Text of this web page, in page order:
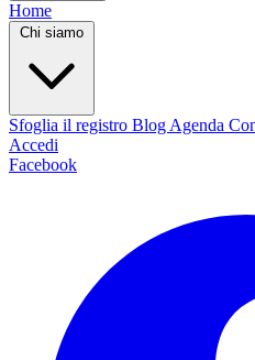
Home
Chi siamo
Sfoglia il registro Blog Agenda
Accedi
Facebook